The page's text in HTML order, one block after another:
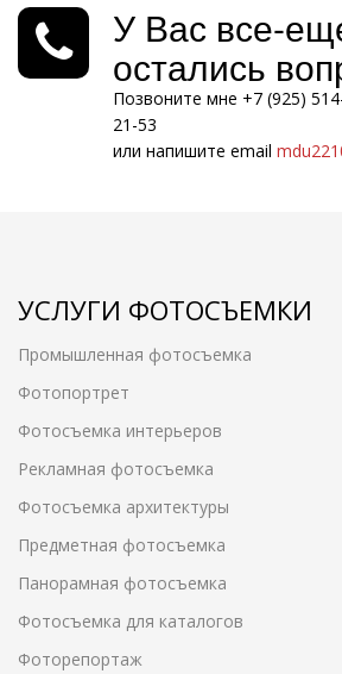
У Вас все-
остались
Позвоните мне +7 (925)
21-53
или напишите email
УСЛУГИ ФОТОСЪЕМКИ
Промышленная фотосъемка
Фотопортрет
Фотосъемка интерьеров
Рекламная фотосъемка
Фотосъемка архитектуры
Предметная фотосъемка
Панорамная фотосъемка
Фотосъемка для каталогов
Фоторепортаж